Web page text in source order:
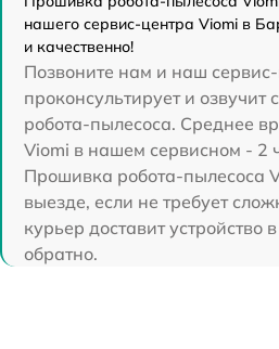
нашего сервис-центра Viomi в
и качественно!
Позвоните нам и наш
проконсультирует и озвучит
робота-пылесоса. Среднее
Viomi в нашем сервисном - 2
Прошивка робота-пылесоса
выезде, если не требует
курьер доставит устройство
обратно.